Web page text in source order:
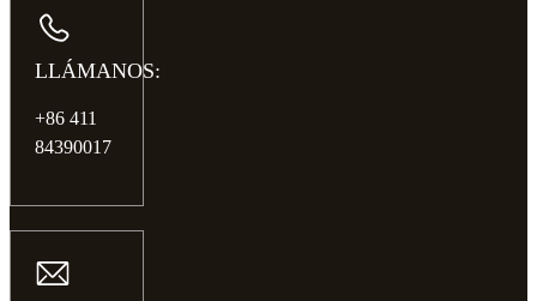
LLÁMANOS:
+86 411
84390017